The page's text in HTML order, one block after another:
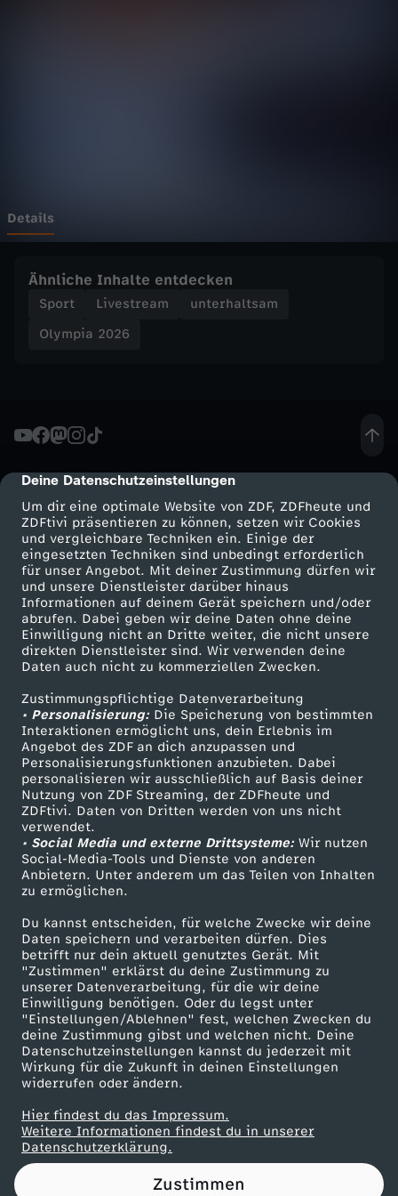
cmp-dialog-description
Deine Datenschutzeinstellungen
Um dir eine optimale Website von ZDF, ZDFheute und
ZDFtivi präsentieren zu können, setzen wir Cookies
und vergleichbare Techniken ein. Einige der
eingesetzten Techniken sind unbedingt erforderlich
für unser Angebot. Mit deiner Zustimmung dürfen wir
und unsere Dienstleister darüber hinaus
Informationen auf deinem Gerät speichern und/oder
abrufen. Dabei geben wir deine Daten ohne deine
Einwilligung nicht an Dritte weiter, die nicht unsere
direkten Dienstleister sind. Wir verwenden deine
Daten auch nicht zu kommerziellen Zwecken.
Zustimmungspflichtige Datenverarbeitung
• Personalisierung:Die Speicherung von bestimmten
Interaktionen ermöglicht uns, dein Erlebnis im
Angebot des ZDF an dich anzupassen und
Personalisierungsfunktionen anzubieten. Dabei
personalisieren wir ausschließlich auf Basis deiner
Nutzung von ZDF Streaming, der ZDFheute und
ZDFtivi. Daten von Dritten werden von uns nicht
verwendet.
• Social Media und externe Drittsysteme:Wir nutzen
Social-Media-Tools und Dienste von anderen
Anbietern. Unter anderem um das Teilen von Inhalten
zu ermöglichen.
Du kannst entscheiden, für welche Zwecke wir deine
Daten speichern und verarbeiten dürfen. Dies
betrifft nur dein aktuell genutztes Gerät. Mit
"Zustimmen" erklärst du deine Zustimmung zu
unserer Datenverarbeitung, für die wir deine
Einwilligung benötigen. Oder du legst unter
"Einstellungen/Ablehnen" fest, welchen Zwecken du
deine Zustimmung gibst und welchen nicht. Deine
Datenschutzeinstellungen kannst du jederzeit mit
Wirkung für die Zukunft in deinen Einstellungen
widerrufen oder ändern.
Hier findest du das Impressum.
Weitere Informationen findest du in unserer
Datenschutzerklärung.
Zustimmen
C
r
n
g
:
M
ä
n
n
e
r
,
H
a
l
b
f
i
n
a
Details
Ähnliche Inhalte entdecken
Sport Livestream
unterhaltsam
Olympia 2026
Mehr ZDF
ZDF-Apps
Smart TV
ZDFtext
Livestreams
Sendungen A-Z
TV-Programm
Service
ZDFmitreden
Kontakt zum ZDF
Tickets
Zuschauerservice
Hilfe
ZDF Unternehmen
Karriere
ZDF goes Schule
Werbefernsehen
Mainzelmännchen
Partner